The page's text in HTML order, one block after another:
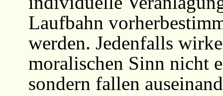
Laufbahn
werden. Jedenfalls
moralischen Sinn nicht
sondern fallen